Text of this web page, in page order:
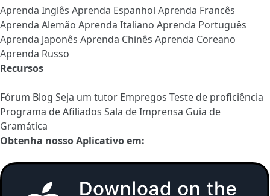
Aprenda Inglês Aprenda Espanhol Aprenda Francês
Aprenda Alemão Aprenda Italiano Aprenda Português
Aprenda Japonês Aprenda Chinês Aprenda Coreano
Aprenda Russo
Recursos
Fórum Blog Seja um tutor Empregos Teste de proficiência
Programa de Afiliados Sala de Imprensa Guia de
Gramática
Obtenha nosso Aplicativo em: